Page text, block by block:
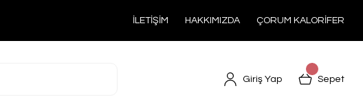
İLETİŞİM HAKKIMIZDA ÇORUM KALORİFER
Giriş Yap Sepet